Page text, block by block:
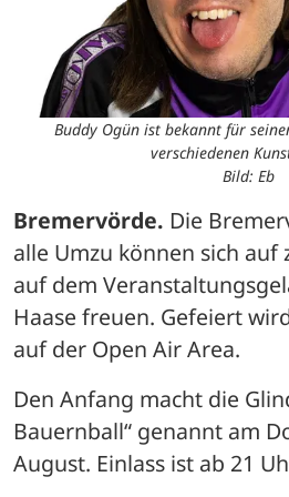
Buddy Ogün ist bekannt für
verschiedenen
Bild: Eb
Bremervörde. Die
alle Umzu können sich auf
auf dem
Haase freuen. Gefeiert
auf der Open Air Area.
Den Anfang macht die
Bauernball“ genannt am
August. Einlass ist ab 21